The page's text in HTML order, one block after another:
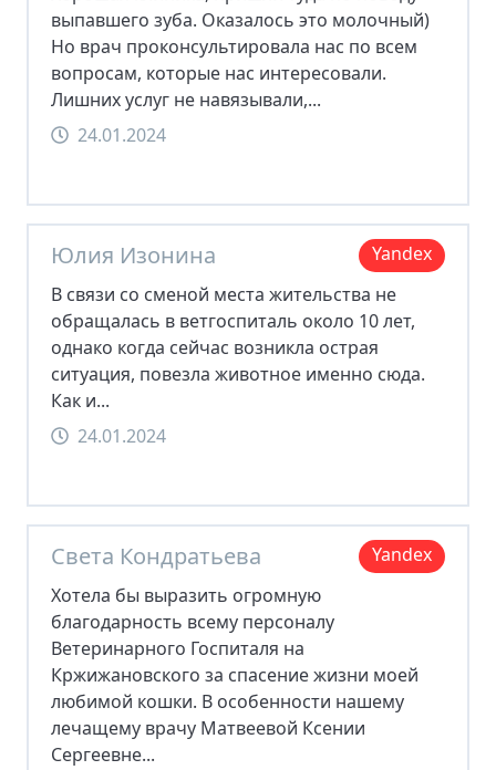
выпавшего зуба. Оказалось это молочный)
Но врач проконсультировала нас по всем
вопросам, которые нас интересовали.
Лишних услуг не навязывали,...
24.01.2024
Юлия Изонина
Yandex
В связи со сменой места жительства не
обращалась в ветгоспиталь около 10 лет,
однако когда сейчас возникла острая
ситуация, повезла животное именно сюда.
Как и...
24.01.2024
Света Кондратьева
Yandex
Хотела бы выразить огромную
благодарность всему персоналу
Ветеринарного Госпиталя на
Кржижановского за спасение жизни моей
любимой кошки. В особенности нашему
лечащему врачу Матвеевой Ксении
Сергеевне...